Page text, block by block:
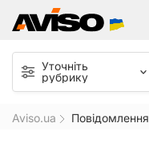
Уточніть
рубрику
Aviso.ua Повідомлення